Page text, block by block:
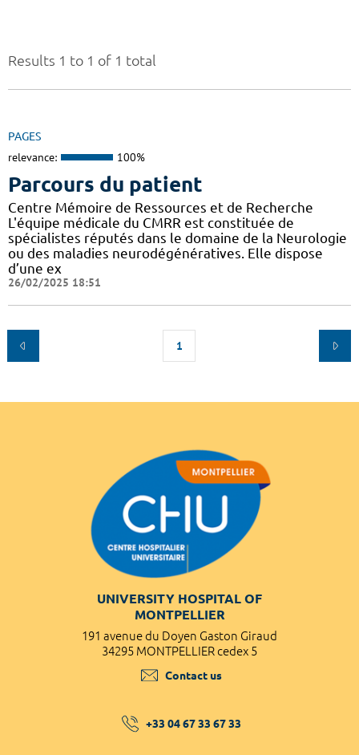
Results 1 to 1 of 1 total
PAGES
relevance: 100%
Parcours du patient
Centre Mémoire de Ressources et de Recherche
L'équipe médicale du CMRR est constituée de
spécialistes réputés dans le domaine de la Neurologie
ou des maladies neurodégénératives. Elle dispose
d’une ex
26/02/2025 18:51
1
UNIVERSITY HOSPITAL OF
MONTPELLIER
191 avenue du Doyen Gaston Giraud
34295 MONTPELLIER cedex 5
Contact us
+33 04 67 33 67 33